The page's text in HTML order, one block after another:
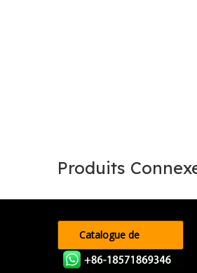
Produits
Catalogue de
produits